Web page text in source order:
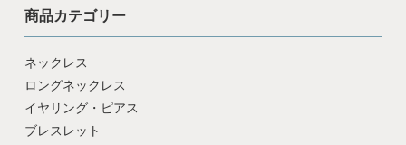
商品カテゴリー
ネックレス
ロングネックレス
イヤリング・ピアス
ブレスレット